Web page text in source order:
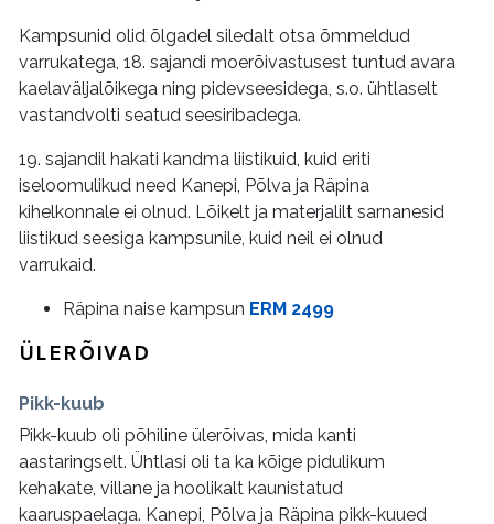
Kampsunid olid õlgadel siledalt otsa õmmeldud
varrukatega, 18. sajandi moerõivastusest tuntud avara
kaelaväljalõikega ning pidevseesidega, s.o. ühtlaselt
vastandvolti seatud seesiribadega.
19. sajandil hakati kandma liistikuid, kuid eriti
iseloomulikud need Kanepi, Põlva ja Räpina
kihelkonnale ei olnud. Lõikelt ja materjalilt sarnanesid
liistikud seesiga kampsunile, kuid neil ei olnud
varrukaid.
Räpina naise kampsun ERM 2499
ÜLERÕIVAD
Pikk-kuub
Pikk-kuub oli põhiline ülerõivas, mida kanti
aastaringselt. Ühtlasi oli ta ka kõige pidulikum
kehakate, villane ja hoolikalt kaunistatud
kaaruspaelaga. Kanepi, Põlva ja Räpina pikk-kuued